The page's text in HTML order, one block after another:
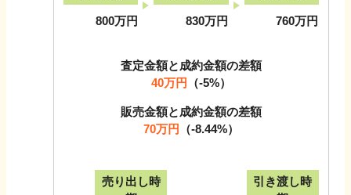
800万円 830万円 760万円
査定金額と成約金額の差額
40万円
（-5%）
販売金額と成約金額の差額
70万円
（-8.44%）
売り出し時
引き渡し時